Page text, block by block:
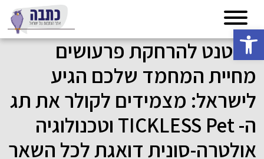
פתח סרגל נגישות
הפטנט להרחקת פרעושים
מחיית המחמד שלכם הגיע
לישראל: מצמידים לקולר את תג
ה- TICKLESS Pet וטכנולוגיה
אולטרה-סונית דואגת לכל השאר